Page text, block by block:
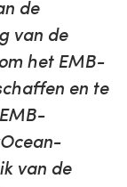
de
van de
het EMB-
en te
van de